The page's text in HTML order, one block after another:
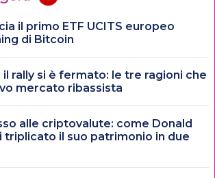
il primo ETF UCITS europeo
di Bitcoin
rally si è fermato: le tre ragioni che
mercato ribassista
alle criptovalute: come Donald
triplicato il suo patrimonio in due